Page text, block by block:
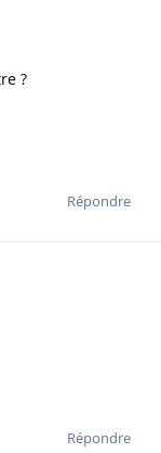
?
Répondre
Répondre